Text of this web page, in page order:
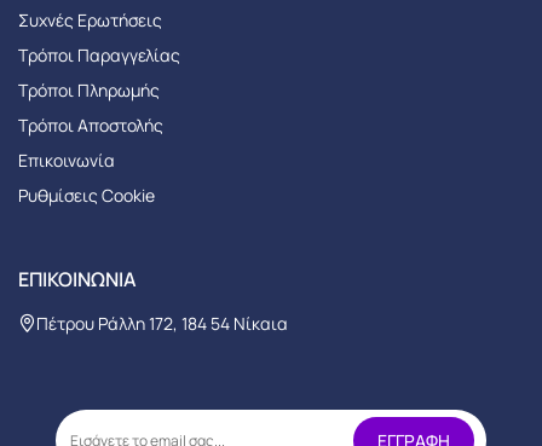
Συχνές Ερωτήσεις
Τρόποι Παραγγελίας
Tρόποι Πληρωμής
Τρόποι Αποστολής
Επικοινωνία
Ρυθμίσεις Cookie
ΕΠΙΚΟΙΝΩΝΊΑ
Πέτρου Ράλλη 172, 184 54 Νίκαια